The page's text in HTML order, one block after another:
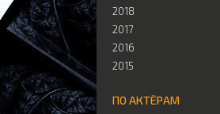
2018
2017
2016
2015
ПО АКТЁРАМ